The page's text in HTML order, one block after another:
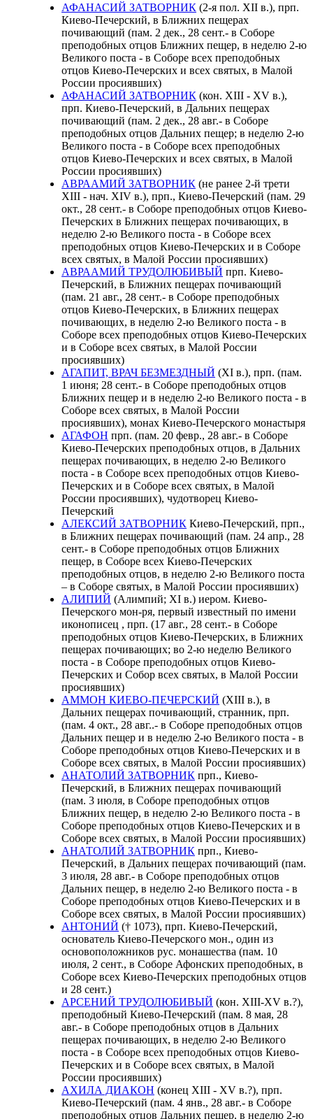
АФАНАСИЙ ЗАТВОРНИК (2-я пол. XII в.), прп.
Киево-Печерский, в Ближних пещерах
почивающий (пам. 2 дек., 28 сент.- в Соборе
преподобных отцов Ближних пещер, в неделю 2-ю
Великого поста - в Соборе всех преподобных
отцов Киево-Печерских и всех святых, в Малой
России просиявших)
АФАНАСИЙ ЗАТВОРНИК (кон. XIII - XV в.),
прп. Киево-Печерский, в Дальних пещерах
почивающий (пам. 2 дек., 28 авг.- в Соборе
преподобных отцов Дальних пещер; в неделю 2-ю
Великого поста - в Соборе всех преподобных
отцов Киево-Печерских и всех святых, в Малой
России просиявших)
АВРААМИЙ ЗАТВОРНИК (не ранее 2-й трети
XIII - нач. XIV в.), прп., Киево-Печерский (пам. 29
окт., 28 сент.- в Соборе преподобных отцов Киево-
Печерских в Ближних пещерах почивающих, в
неделю 2-ю Великого поста - в Соборе всех
преподобных отцов Киево-Печерских и в Соборе
всех святых, в Малой России просиявших)
АВРААМИЙ ТРУДОЛЮБИВЫЙ прп. Киево-
Печерский, в Ближних пещерах почивающий
(пам. 21 авг., 28 сент.- в Соборе преподобных
отцов Киево-Печерских, в Ближних пещерах
почивающих, в неделю 2-ю Великого поста - в
Соборе всех преподобных отцов Киево-Печерских
и в Соборе всех святых, в Малой России
просиявших)
АГАПИТ, ВРАЧ БЕЗМЕЗДНЫЙ (XI в.), прп. (пам.
1 июня; 28 сент.- в Соборе преподобных отцов
Ближних пещер и в неделю 2-ю Великого поста - в
Соборе всех святых, в Малой России
просиявших), монах Киево-Печерского монастыря
АГАФОН прп. (пам. 20 февр., 28 авг.- в Соборе
Киево-Печерских преподобных отцов, в Дальних
пещерах почивающих, в неделю 2-ю Великого
поста - в Соборе всех преподобных отцов Киево-
Печерских и в Соборе всех святых, в Малой
России просиявших), чудотворец Киево-
Печерский
АЛЕКСИЙ ЗАТВОРНИК Киево-Печерский, прп.,
в Ближних пещерах почивающий (пам. 24 апр., 28
сент.- в Соборе преподобных отцов Ближних
пещер, в Соборе всех Киево-Печерских
преподобных отцов, в неделю 2-ю Великого поста
– в Соборе святых, в Малой России просиявших)
АЛИПИЙ (Алимпий; XI в.) иером. Киево-
Печерского мон-ря, первый известный по имени
иконописец , прп. (17 авг., 28 сент.- в Соборе
преподобных отцов Киево-Печерских, в Ближних
пещерах почивающих; во 2-ю неделю Великого
поста - в Соборе преподобных отцов Киево-
Печерских и Cобор всех святых, в Малой России
просиявших)
АММОН КИЕВО-ПЕЧЕРСКИЙ (XIII в.), в
Дальних пещерах почивающий, странник, прп.
(пам. 4 окт., 28 авг..- в Соборе преподобных отцов
Дальних пещер и в неделю 2-ю Великого поста - в
Соборе преподобных отцов Киево-Печерских и в
Соборе всех святых, в Малой России просиявших)
АНАТОЛИЙ ЗАТВОРНИК прп., Киево-
Печерский, в Ближних пещерах почивающий
(пам. 3 июля, в Соборе преподобных отцов
Ближних пещер, в неделю 2-ю Великого поста - в
Соборе преподобных отцов Киево-Печерских и в
Соборе всех святых, в Малой России просиявших)
АНАТОЛИЙ ЗАТВОРНИК прп., Киево-
Печерский, в Дальних пещерах почивающий (пам.
3 июля, 28 авг.- в Соборе преподобных отцов
Дальних пещер, в неделю 2-ю Великого поста - в
Соборе преподобных отцов Киево-Печерских и в
Соборе всех святых, в Малой России просиявших)
АНТОНИЙ († 1073), прп. Киево-Печерский,
основатель Киево-Печерского мон., один из
основоположников рус. монашества (пам. 10
июля, 2 сент., в Соборе Афонских преподобных, в
Соборе всех Киево-Печерских преподобных отцов
и 28 сент.)
АРСЕНИЙ ТРУДОЛЮБИВЫЙ (кон. XIII-XV в.?),
преподобный Киево-Печерский (пам. 8 мая, 28
авг.- в Соборе преподобных отцов в Дальних
пещерах почивающих, в неделю 2-ю Великого
поста - в Соборе всех преподобных отцов Киево-
Печерских и в Соборе всех святых, в Малой
России просиявших)
АХИЛА ДИАКОН (конец XIII - XV в.?), прп.
Киево-Печерский (пам. 4 янв., 28 авг.- в Соборе
преподобных отцов Дальних пещер, в неделю 2-ю